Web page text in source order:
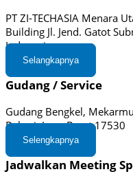
PT ZI-TECHASIA Menara
Building Jl. Jend. Gatot
Indonesia
Selangkapnya
Gudang / Service
Gudang Bengkel,
Bekasi, Jawa Barat 17530
Selengkapnya
Jadwalkan Meeting